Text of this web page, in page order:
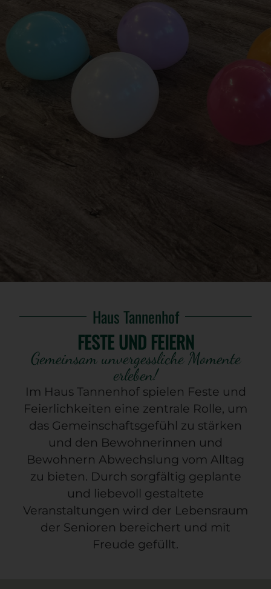
Haus Tannenhof
FESTE UND FEIERN
Gemeinsam unvergessliche Momente
erleben!
Im Haus Tannenhof spielen Feste und
Feierlichkeiten eine zentrale Rolle, um
das Gemeinschaftsgefühl zu stärken
und den Bewohnerinnen und
Bewohnern Abwechslung vom Alltag
zu bieten. Durch sorgfältig geplante
und liebevoll gestaltete
Veranstaltungen wird der Lebensraum
der Senioren bereichert und mit
Freude gefüllt.